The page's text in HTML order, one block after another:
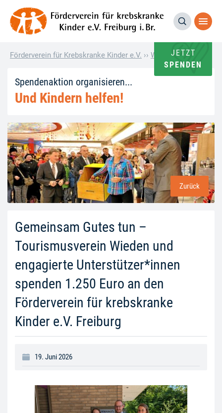
JETZT
SPENDEN
Förderverein für Krebskranke Kinder e.V. ›› Wie andere helfen
Spendenaktion organisieren...
Und Kindern helfen!
Gemeinsam Gutes tun –
Tourismusverein Wieden und
engagierte Unterstützer*innen
spenden 1.250 Euro an den
Förderverein für krebskranke
Kinder e.V. Freiburg
Zurück
19. Juni 2026